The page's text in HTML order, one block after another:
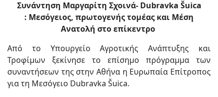
Συνάντηση Μαργαρίτη Σχοινά- Dubravka Šuica
: Μεσόγειος, πρωτογενής τομέας και Μέση
Ανατολή στο επίκεντρο
Από το Υπουργείο Αγροτικής Ανάπτυξης και
Τροφίμων ξεκίνησε το επίσημο πρόγραμμα των
συναντήσεων της στην Αθήνα η Ευρωπαία Επίτροπος
για τη Μεσόγειο Dubravka Šuica.